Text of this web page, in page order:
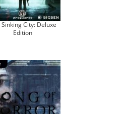
Sinking City: Deluxe
Edition